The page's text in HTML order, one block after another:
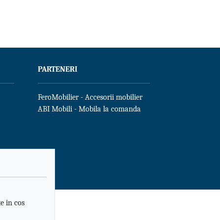
PARTENERI
FeroMobilier - Accesorii mobilier
ABI Mobili - Mobila la comanda
in cos